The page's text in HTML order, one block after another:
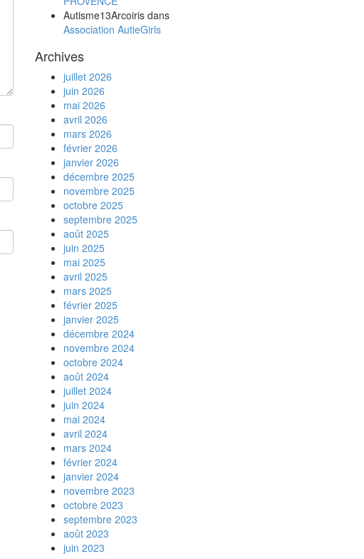
Autisme13Arcoiris dans
Association AutieGirls
Archives
juillet 2026
juin 2026
mai 2026
avril 2026
mars 2026
février 2026
janvier 2026
décembre 2025
novembre 2025
octobre 2025
septembre 2025
août 2025
juin 2025
mai 2025
avril 2025
mars 2025
février 2025
janvier 2025
décembre 2024
novembre 2024
octobre 2024
août 2024
juillet 2024
juin 2024
mai 2024
avril 2024
mars 2024
février 2024
janvier 2024
novembre 2023
octobre 2023
septembre 2023
août 2023
juin 2023